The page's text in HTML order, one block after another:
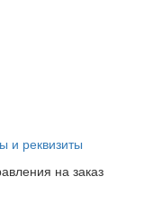
и реквизиты
на заказ